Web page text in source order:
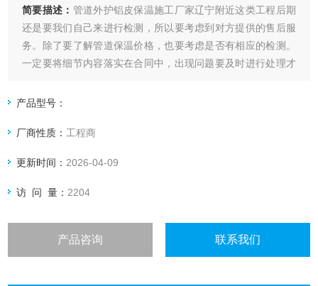
简要描述： 管道外护铝皮保温施工厂家辽宁附近这类工程后期
还是要我们自己来进行检测，所以要考虑到对方提供的售后服
务。除了要了解管道保温价格，也要考虑是否有相应的检测。
一定要将细节内容落实在合同中，出现问题要及时进行处理才
产品型号：
厂商性质： 工程商
更新时间： 2026-04-09
访 问 量： 2204
产品咨询 联系我们